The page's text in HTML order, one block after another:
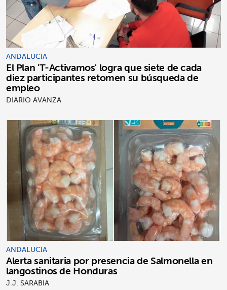
ANDALUCÍA
El Plan 'T-Activamos' logra que siete de cada
diez participantes retomen su búsqueda de
empleo
DIARIO AVANZA
ANDALUCÍA
Alerta sanitaria por presencia de Salmonella en
langostinos de Honduras
J.J. SARABIA